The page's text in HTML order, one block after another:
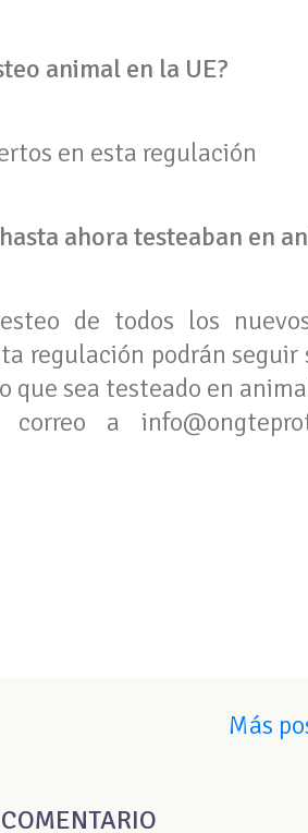
animal en la UE?
en esta regulación
ahora testeaban en
de todos los
regulación podrán seguir
que sea testeado en
correo a
Más